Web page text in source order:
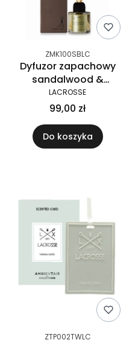
ZMK100SBLC
Dyfuzor zapachowy
sandalwood &
bergamot, 100 ml
LACROSSE
99,00 zł
Do koszyka
ZTP002TWLC